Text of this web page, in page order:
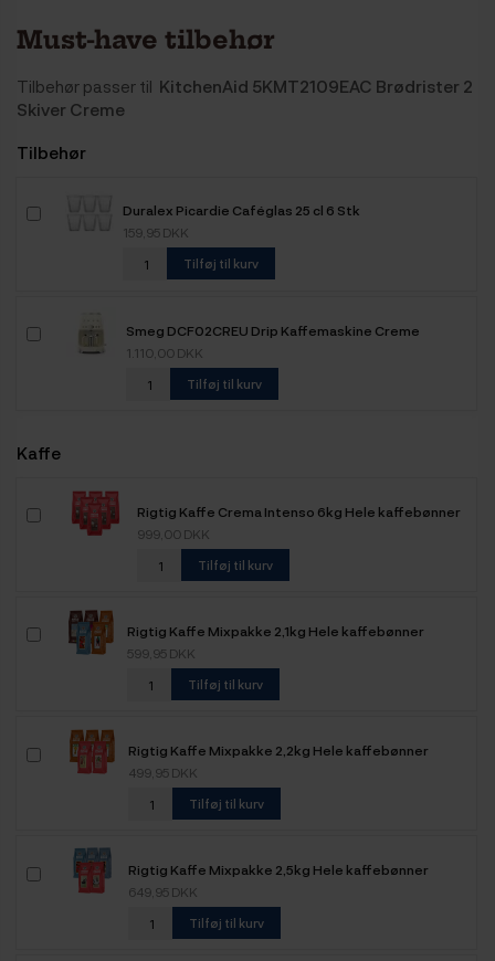
Must-have tilbehør
Tilbehør passer til KitchenAid 5KMT2109EAC Brødrister 2
Skiver Creme
Tilbehør
Duralex Picardie Caféglas 25 cl 6 Stk
159,95 DKK
Tilføj til kurv
Smeg DCF02CREU Drip Kaffemaskine Creme
1.110,00 DKK
Tilføj til kurv
Kaffe
Rigtig Kaffe Crema Intenso 6kg Hele kaffebønner
999,00 DKK
Tilføj til kurv
Rigtig Kaffe Mixpakke 2,1kg Hele kaffebønner
599,95 DKK
Tilføj til kurv
Rigtig Kaffe Mixpakke 2,2kg Hele kaffebønner
499,95 DKK
Tilføj til kurv
Rigtig Kaffe Mixpakke 2,5kg Hele kaffebønner
649,95 DKK
Tilføj til kurv